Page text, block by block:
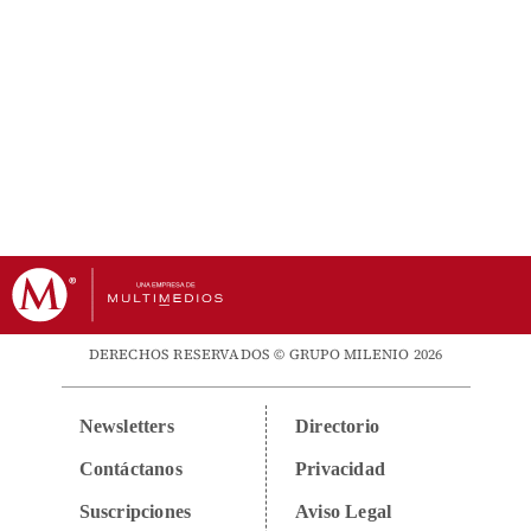
DERECHOS RESERVADOS © GRUPO MILENIO 2026
Newsletters
Contáctanos
Suscripciones
Directorio
Privacidad
Aviso Legal